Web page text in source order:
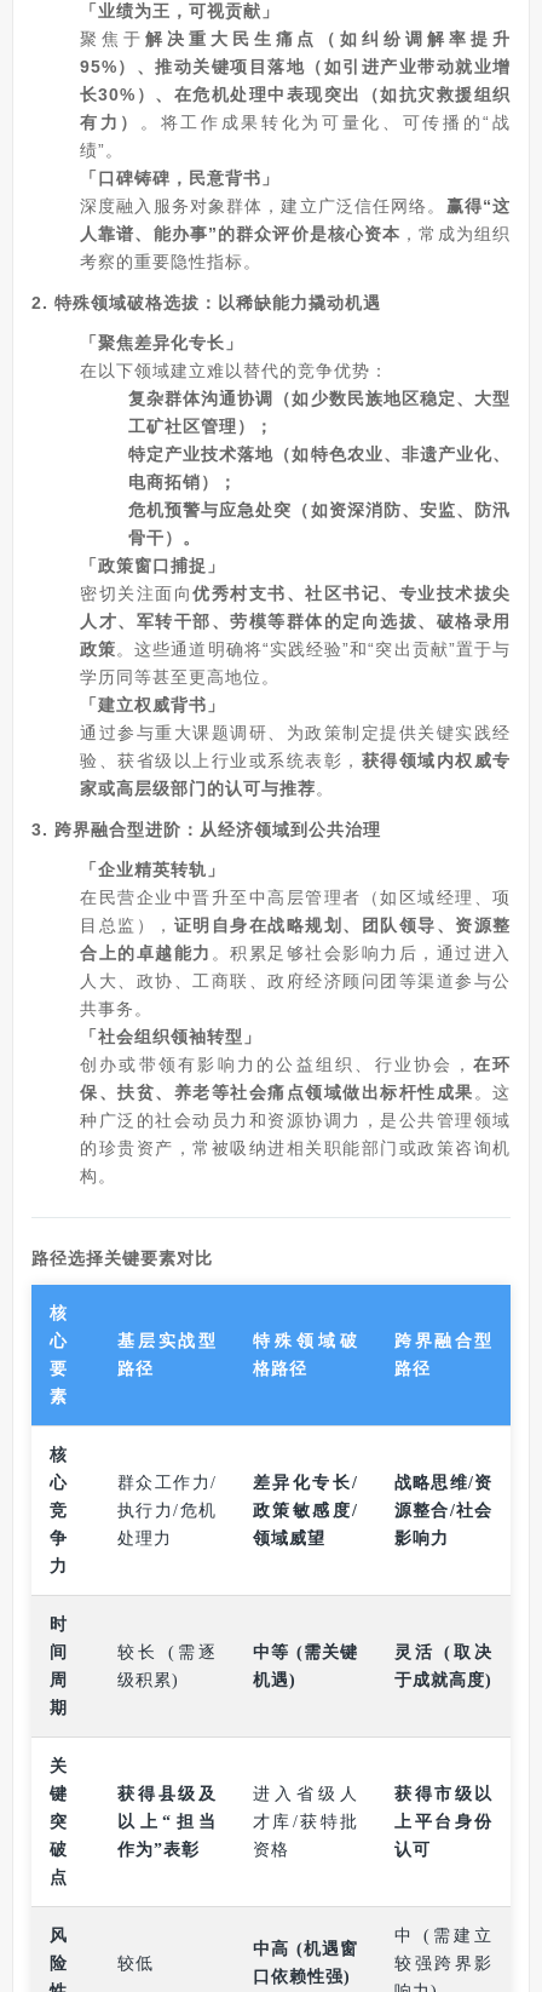
「业绩为王，可视贡献」
聚焦于 解决重大民生痛点（如纠纷调解率提升
95%）、推动关键项目落地（如引进产业带动就业增
长30%）、在危机处理中表现突出（如抗灾救援组织
有力）
。将工作成果转化为可量化、可传播的“战
绩”。
「口碑铸碑，民意背书」
深度融入服务对象群体，建立广泛信任网络。 赢得“这
人靠谱、能办事”的群众评价是核心资本 ，常成为组织
考察的重要隐性指标。
2. 特殊领域破格选拔：以稀缺能力撬动机遇
「聚焦差异化专长」
在以下领域建立难以替代的竞争优势：
复杂群体沟通协调（如少数民族地区稳定、大型
工矿社区管理）；
特定产业技术落地（如特色农业、非遗产业化、
电商拓销）；
危机预警与应急处突（如资深消防、安监、防汛
骨干）。
「政策窗口捕捉」
密切关注面向优秀村支书、社区书记、专业技术拔尖
人才、军转干部、劳模等群体的定向选拔、破格录用
政策。这些通道明确将“实践经验”和“突出贡献”置于与
学历同等甚至更高地位。
「建立权威背书」
通过参与重大课题调研、为政策制定提供关键实践经
验、获省级以上行业或系统表彰， 获得领域内权威专
家或高层级部门的认可与推荐。
3. 跨界融合型进阶：从经济领域到公共治理
「企业精英转轨」
在民营企业中晋升至中高层管理者（如区域经理、项
目总监）， 证明自身在战略规划、团队领导、资源整
合上的卓越能力 。积累足够社会影响力后，通过进入
人大、政协、工商联、政府经济顾问团等渠道参与公
共事务。
「社会组织领袖转型」
创办或带领有影响力的公益组织、行业协会， 在环
保、扶贫、养老等社会痛点领域做出标杆性成果 。这
种广泛的社会动员力和资源协调力，是公共管理领域
的珍贵资产，常被吸纳进相关职能部门或政策咨询机
构。
路径选择关键要素对比
核
心
要
素
基层实战型
路径
特殊领域破
格路径
跨界融合型
路径
核
心
竞
争
力
群众工作力/
执行力/危机
处理力
差异化专长/
政策敏感度/
领域威望
战略思维/资
源整合/社会
影响力
时
间
周
期
较长 (需逐
级积累)
中等 (需关键
机遇)
灵活 (取决
于成就高度)
关
键
突
破
点
获得县级及
以上“担当
作为”表彰
进入省级人
才库/获特批
资格
获得市级以
上平台身份
认可
风
险
较低
中高 (机遇窗
口依赖性强)
中 (需建立
较强跨界影